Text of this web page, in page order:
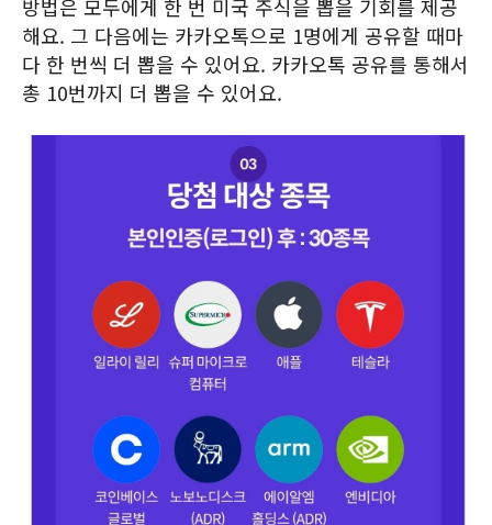
방법은 모두에게 한 번 미국 주식을 뽑을 기회를 제공
해요. 그 다음에는 카카오톡으로 1명에게 공유할 때마
다 한 번씩 더 뽑을 수 있어요. 카카오톡 공유를 통해서
총 10번까지 더 뽑을 수 있어요.